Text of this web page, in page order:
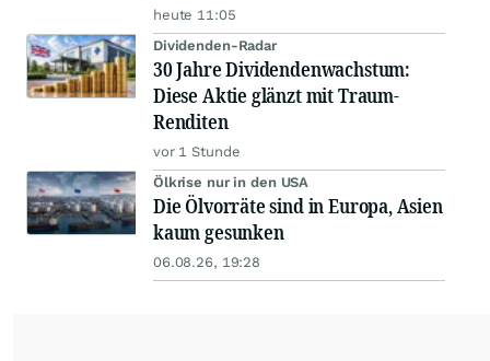
heute 11:05
Dividenden-Radar
30 Jahre Dividendenwachstum:
Diese Aktie glänzt mit Traum-
Renditen
vor 1 Stunde
Ölkrise nur in den USA
Die Ölvorräte sind in Europa, Asien
kaum gesunken
06.08.26, 19:28